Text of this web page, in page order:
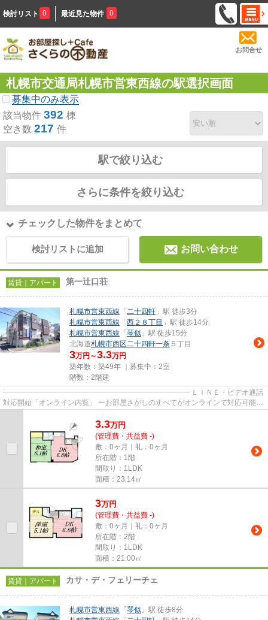
検討リスト 0 最近見た物件 0
お問合せ
札幌市交通局札幌市営東西線の駅選択画面
募集中のみ表示
該当物件 392 棟
空き数 217 件
駅で絞り込む
さらに条件を絞り込む
チェックした物件をまとめて
検討リストに追加 お問い合わせ
賃貸｜アパート 第一辻口荘
札幌市営東西線 「 二十四軒 」駅 徒歩3分
札幌市営東西線 「 西２８丁目 」駅 徒歩14分
札幌市営東西線 「 琴似 」駅 徒歩15分
北海道札幌市西区二十四軒一条 ５丁目
3万円～3.3万円
築年数：築49年 ｜募集中： 2室
階数：2階建
━━━━━━━━━━━━━━━━━━━━━━━━━━ ＬＩＮＥ・ビデオ通話
対応開始「オンライン内覧」 ーお部屋さがしのすべてがオンラインで対応可能ー
3.3万円
(管理費・共益費 -)
敷：0ヶ月｜礼：0ヶ月
所在階：1階
間取り：1LDK
面積：23.14㎡
3万円
(管理費・共益費 -)
敷：0ヶ月｜礼：0ヶ月
所在階：2階
間取り：1LDK
面積：21.00㎡
賃貸｜アパート カサ・デ・フェリーチェ
札幌市営東西線 「 琴似 」駅 徒歩8分